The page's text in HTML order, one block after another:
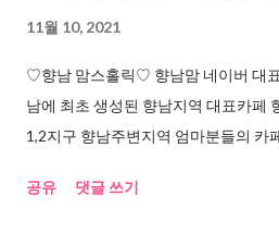
11월 10, 2021
♡향남 맘스홀릭♡ 향남맘 네이버 대
남에 최초 생성된 향남지역 대표카페
1,2지구 향남주변지역 엄마분들의 카
공유 댓글 쓰기